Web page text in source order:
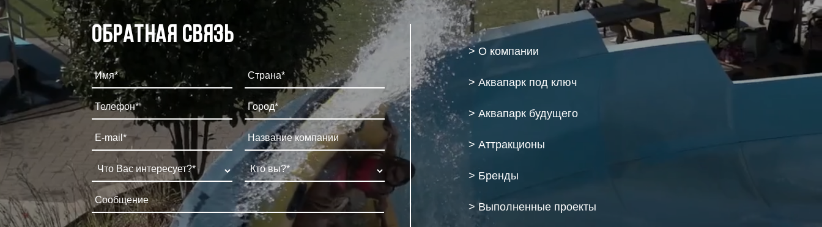
Обратная связь
> О компании
> Аквапарк под ключ
> Аквапарк будущего
> Аттракционы
> Бренды
> Выполненные проекты